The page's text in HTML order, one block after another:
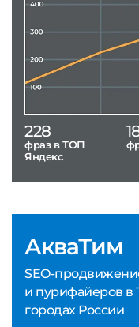
АкваТим
SEO-
и пурифайеров в
городах России
228
фраз в ТОП
Яндекс